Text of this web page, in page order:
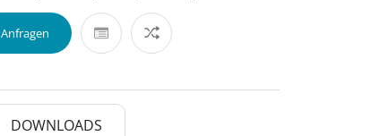
Anfragen
DOWNLOADS